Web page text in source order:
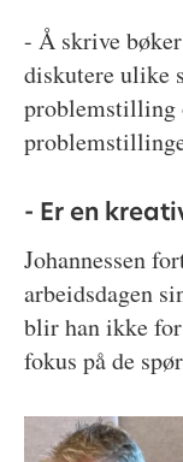
- Å skrive
diskutere ulike
problemstilling
- Er en
Johannessen
arbeidsdagen
blir han ikke
fokus på de